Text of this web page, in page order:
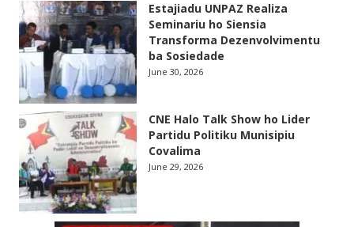
Estajiadu UNPAZ Realiza
Seminariu ho Siensia
Transforma Dezenvolvimentu
ba Sosiedade
June 30, 2026
CNE Halo Talk Show ho Lider
Partidu Politiku Munisipiu
Covalima
June 29, 2026